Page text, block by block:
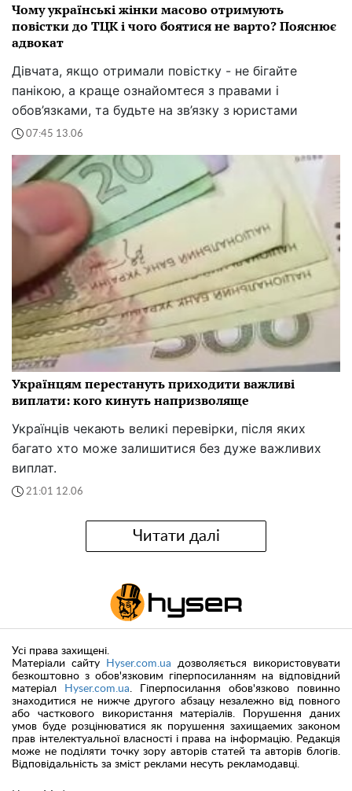
Чому українські жінки масово отримують
повістки до ТЦК і чого боятися не варто? Пояснює
адвокат
Дівчата, якщо отримали повістку - не бігайте
панікою, а краще ознайомтеся з правами і
обов’язками, та будьте на зв’язку з юристами
07:45 13.06
Українцям перестануть приходити важливі
виплати: кого кинуть напризволяще
Українців чекають великі перевірки, після яких
багато хто може залишитися без дуже важливих
виплат.
21:01 12.06
Читати далі
Усі права захищені.
Матеріали сайту
Hyser.com.ua дозволяється використовувати
безкоштовно з обов'язковим гіперпосиланням на відповідний
матеріал
Hyser.com.ua. Гіперпосилання обов'язково повинно
знаходитися не нижче другого абзацу незалежно від повного
або часткового використання матеріалів. Порушення даних
умов буде розцінюватися як порушення захищаемих законом
прав інтелектуальної власності і права на інформацію. Редакція
може не поділяти точку зору авторів статей та авторів блогів.
Відповідальність за зміст реклами несуть рекламодавці.